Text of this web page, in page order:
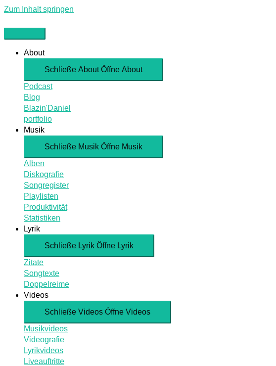
Zum Inhalt springen
About
Schließe About Öffne About
Podcast
Blog
Blazin'Daniel
portfolio
Musik
Schließe Musik Öffne Musik
Alben
Diskografie
Songregister
Playlisten
Produktivität
Statistiken
Lyrik
Schließe Lyrik Öffne Lyrik
Zitate
Songtexte
Doppelreime
Videos
Schließe Videos Öffne Videos
Musikvideos
Videografie
Lyrikvideos
Liveauftritte